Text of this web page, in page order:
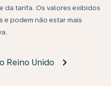
da tarifa. Os valores exibidos
e podem não estar mais
Reino Unido